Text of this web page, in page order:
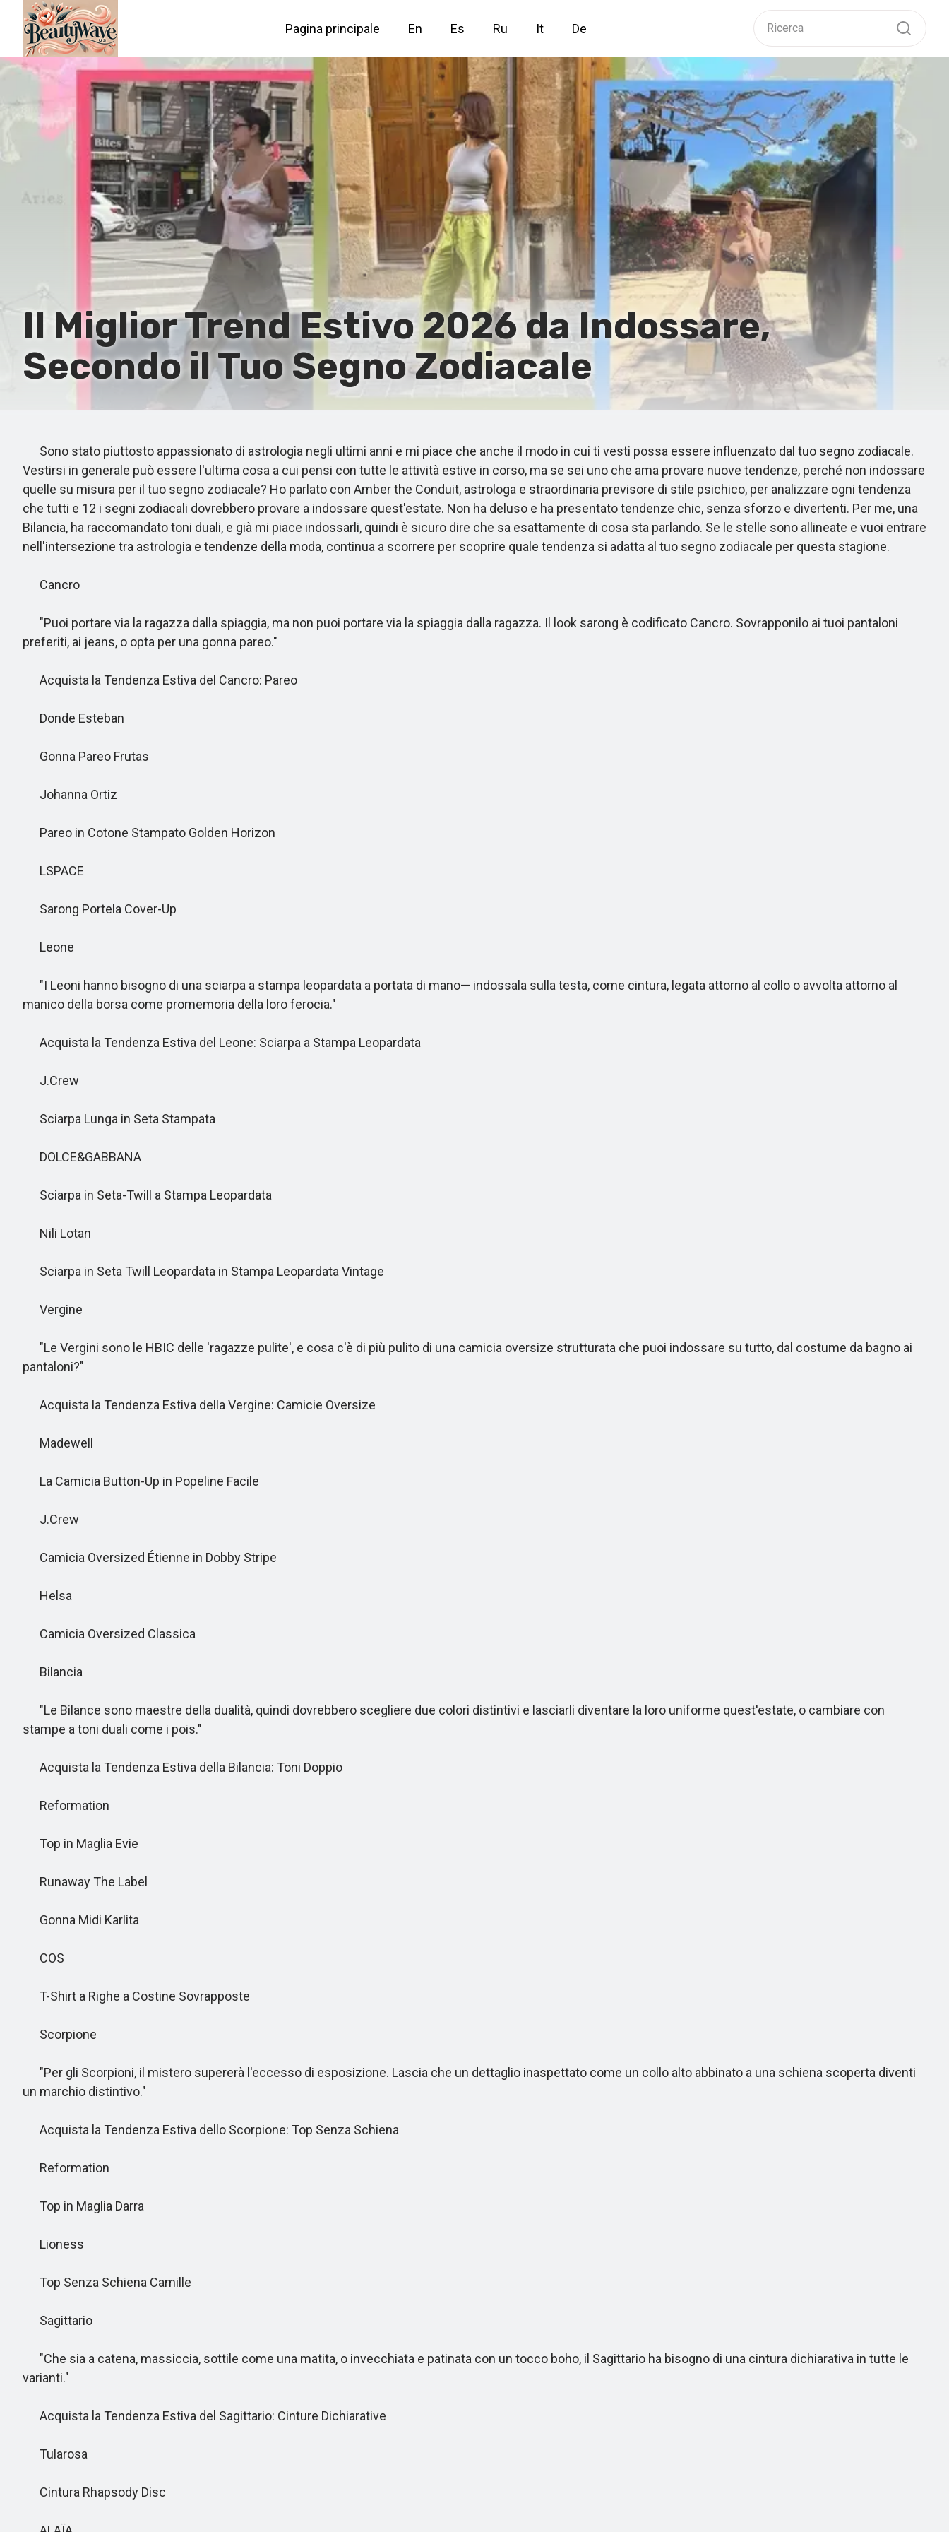
Pagina principale En Es Ru It De
Il Miglior Trend Estivo 2026 da Indossare,
Secondo il Tuo Segno Zodiacale
Sono stato piuttosto appassionato di astrologia negli ultimi anni e mi piace che anche il modo in cui ti vesti possa essere influenzato dal tuo segno zodiacale.
Vestirsi in generale può essere l'ultima cosa a cui pensi con tutte le attività estive in corso, ma se sei uno che ama provare nuove tendenze, perché non indossare
quelle su misura per il tuo segno zodiacale? Ho parlato con Amber the Conduit, astrologa e straordinaria previsore di stile psichico, per analizzare ogni tendenza
che tutti e 12 i segni zodiacali dovrebbero provare a indossare quest'estate. Non ha deluso e ha presentato tendenze chic, senza sforzo e divertenti. Per me, una
Bilancia, ha raccomandato toni duali, e già mi piace indossarli, quindi è sicuro dire che sa esattamente di cosa sta parlando. Se le stelle sono allineate e vuoi entrare
nell'intersezione tra astrologia e tendenze della moda, continua a scorrere per scoprire quale tendenza si adatta al tuo segno zodiacale per questa stagione.
Cancro
"Puoi portare via la ragazza dalla spiaggia, ma non puoi portare via la spiaggia dalla ragazza. Il look sarong è codificato Cancro. Sovrapponilo ai tuoi pantaloni
preferiti, ai jeans, o opta per una gonna pareo."
Acquista la Tendenza Estiva del Cancro: Pareo
Donde Esteban
Gonna Pareo Frutas
Johanna Ortiz
Pareo in Cotone Stampato Golden Horizon
LSPACE
Sarong Portela Cover-Up
Leone
"I Leoni hanno bisogno di una sciarpa a stampa leopardata a portata di mano— indossala sulla testa, come cintura, legata attorno al collo o avvolta attorno al
manico della borsa come promemoria della loro ferocia."
Acquista la Tendenza Estiva del Leone: Sciarpa a Stampa Leopardata
J.Crew
Sciarpa Lunga in Seta Stampata
DOLCE&GABBANA
Sciarpa in Seta-Twill a Stampa Leopardata
Nili Lotan
Sciarpa in Seta Twill Leopardata in Stampa Leopardata Vintage
Vergine
"Le Vergini sono le HBIC delle 'ragazze pulite', e cosa c'è di più pulito di una camicia oversize strutturata che puoi indossare su tutto, dal costume da bagno ai
pantaloni?"
Acquista la Tendenza Estiva della Vergine: Camicie Oversize
Madewell
La Camicia Button-Up in Popeline Facile
J.Crew
Camicia Oversized Étienne in Dobby Stripe
Helsa
Camicia Oversized Classica
Bilancia
"Le Bilance sono maestre della dualità, quindi dovrebbero scegliere due colori distintivi e lasciarli diventare la loro uniforme quest'estate, o cambiare con
stampe a toni duali come i pois."
Acquista la Tendenza Estiva della Bilancia: Toni Doppio
Reformation
Top in Maglia Evie
Runaway The Label
Gonna Midi Karlita
COS
T-Shirt a Righe a Costine Sovrapposte
Scorpione
"Per gli Scorpioni, il mistero supererà l'eccesso di esposizione. Lascia che un dettaglio inaspettato come un collo alto abbinato a una schiena scoperta diventi
un marchio distintivo."
Acquista la Tendenza Estiva dello Scorpione: Top Senza Schiena
Reformation
Top in Maglia Darra
Lioness
Top Senza Schiena Camille
Sagittario
"Che sia a catena, massiccia, sottile come una matita, o invecchiata e patinata con un tocco boho, il Sagittario ha bisogno di una cintura dichiarativa in tutte le
varianti."
Acquista la Tendenza Estiva del Sagittario: Cinture Dichiarative
Tularosa
Cintura Rhapsody Disc